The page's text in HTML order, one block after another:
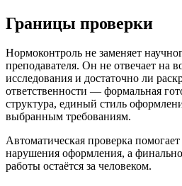
Границы проверки
Нормоконтроль не заменяет
преподавателя. Он не отвечает на
исследования и достаточно ли
ответственности — формальная
структура, единый стиль
выбранным требованиям.
Автоматическая проверка
нарушения оформления, а
работы остаётся за человеком.